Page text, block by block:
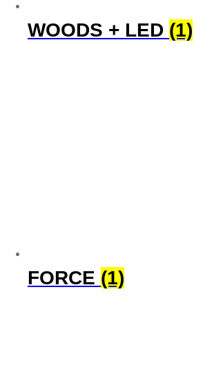
WOODS + LED (1)
FORCE (1)